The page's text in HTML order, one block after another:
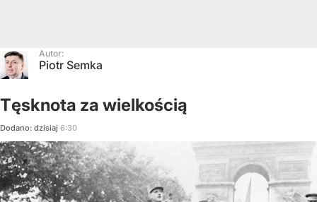
Autor:
Piotr Semka
Tęsknota za wielkością
Dodano: dzisiaj 6:30